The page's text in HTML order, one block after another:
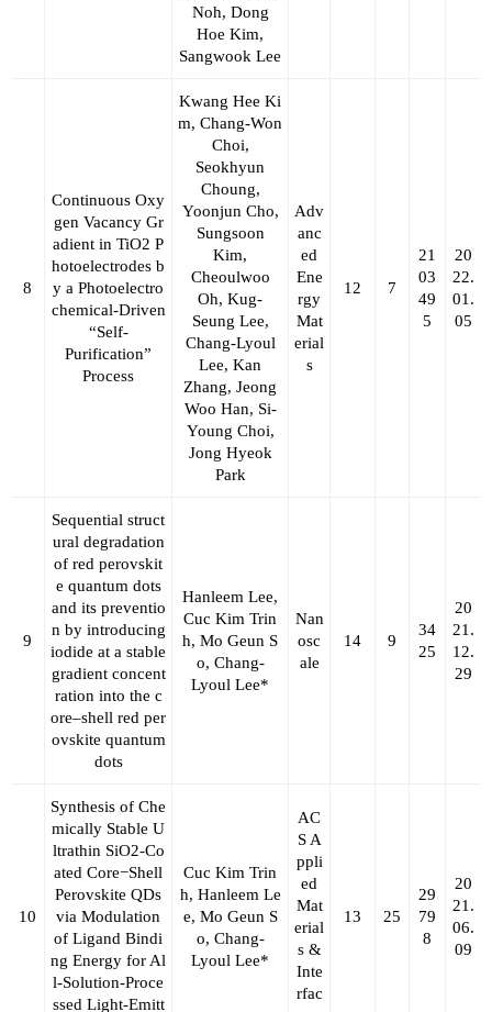
Noh, Dong
Hoe Kim,
Sangwook Lee
8
Continuous Oxy
gen Vacancy Gr
adient in TiO2 P
hotoelectrodes b
y a Photoelectro
chemical‐Driven
“Self‐
Purification”
Process
Kwang Hee Ki
m, Chang‐Won
Choi,
Seokhyun
Choung,
Yoonjun Cho,
Sungsoon
Kim,
Cheoulwoo
Oh, Kug‐
Seung Lee,
Chang‐Lyoul
Lee, Kan
Zhang, Jeong
Woo Han, Si‐
Young Choi,
Jong Hyeok
Park
Adv
anc
ed
Ene
rgy
Mat
erial
s
12 7
21
03
49
5
20
22.
01.
05
9
Sequential struct
ural degradation
of red perovskit
e quantum dots
and its preventio
n by introducing
iodide at a stable
gradient concent
ration into the c
ore–shell red per
ovskite quantum
dots
Hanleem Lee,
Cuc Kim Trin
h, Mo Geun S
o, Chang-
Lyoul Lee*
Nan
osc
ale
14 9
34
25
20
21.
12.
29
10
Synthesis of Che
mically Stable U
ltrathin SiO2‑Co
ated Core−Shell
Perovskite QDs
via Modulation
of Ligand Bindi
ng Energy for Al
l-Solution-Proce
ssed Light-Emitt
Cuc Kim Trin
h, Hanleem Le
e, Mo Geun S
o, Chang-
Lyoul Lee*
AC
S A
ppli
ed
Mat
erial
s &
Inte
rfac
13 25
29
79
8
20
21.
06.
09